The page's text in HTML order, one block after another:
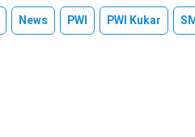
News PWI PWI Kukar